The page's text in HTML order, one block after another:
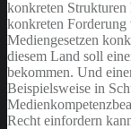
konkreten
konkreten
Mediengesetzen
diesem Land soll
bekommen. Und
Beispielsweise in
Recht einfordern